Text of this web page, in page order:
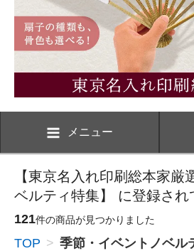
メニュー
【東京名入れ印刷総本家厳
ベルティ特集】 に登録され
121件の商品が見つかりました
TOP > 季節・イベントノベル